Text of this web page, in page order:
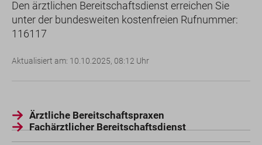
Den ärztlichen Bereitschaftsdienst erreichen Sie
unter der bundesweiten kostenfreien Rufnummer:
116117
Aktualisiert am: 10.10.2025, 08:12 Uhr
Ärztliche Bereitschaftspraxen
Fachärztlicher Bereitschaftsdienst